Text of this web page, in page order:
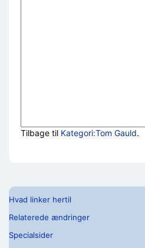
Tilbage til Kategori:Tom Gauld.
Hvad linker hertil
Relaterede ændringer
Specialsider